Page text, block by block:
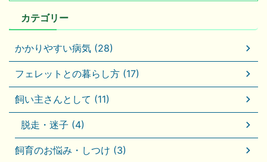
カテゴリー
かかりやすい病気 (28)
フェレットとの暮らし方 (17)
飼い主さんとして (11)
脱走・迷子 (4)
飼育のお悩み・しつけ (3)